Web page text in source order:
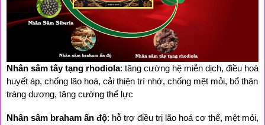
Nhân sâm tây tạng rhodiola: tăng cường hệ miễn dịch, điều hoà
huyết áp, chống lão hoá, cải thiện trí nhớ, chống mệt mỏi, bổ thận
tráng dương, tăng cường thể lực
Nhân sâm braham ấn độ: hỗ trợ điều trị lão hoá cơ thể, mệt mỏi,